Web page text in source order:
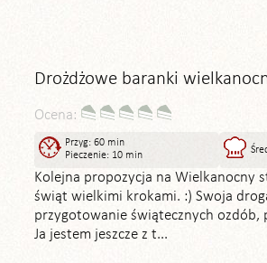
Drożdżowe baranki
Ocena:
Przyg: 60 min
Pieczenie: 10 min
Kolejna propozycja na Wielkanocny
świąt wielkimi krokami. :) Swoja
przygotowanie świątecznych ozdób,
Ja jestem jeszcze z t...